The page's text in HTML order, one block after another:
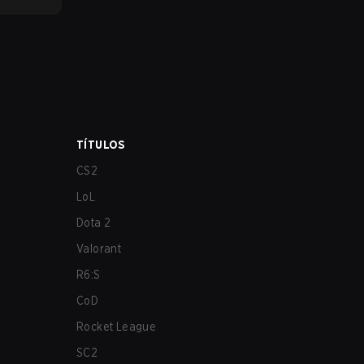
TÍTULOS
CS2
LoL
Dota 2
Valorant
R6:S
CoD
Rocket League
SC2